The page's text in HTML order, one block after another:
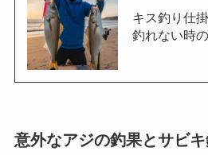
キス釣り仕
釣れない時
意外なアジの釣果とサビ